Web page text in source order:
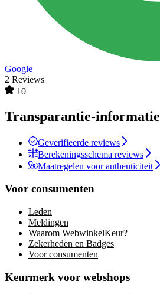
Google
2 Reviews
10
Transparantie-informatie
Geverifieerde reviews
Berekeningsschema reviews
Maatregelen voor authenticiteit
Voor consumenten
Leden
Meldingen
Waarom WebwinkelKeur?
Zekerheden en Badges
Voor consumenten
Keurmerk voor webshops